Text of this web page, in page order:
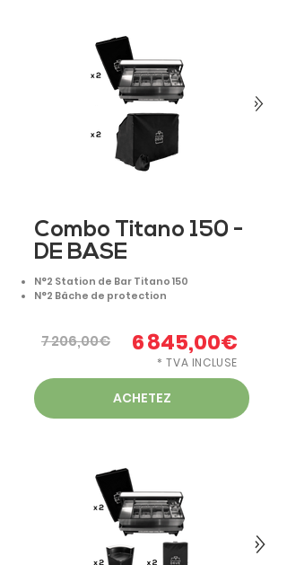
Combo Titano 150 -
DE BASE
N°2 Station de Bar Titano 150
N°2 Bâche de protection
7 206,00€ 6 845,00€
* TVA INCLUSE
ACHETEZ